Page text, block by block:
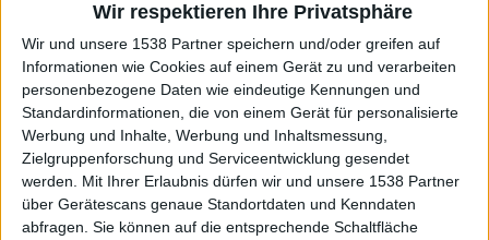
Wir respektieren Ihre Privatsphäre
Wir und unsere 1538 Partner speichern und/oder greifen auf
Informationen wie Cookies auf einem Gerät zu und verarbeiten
personenbezogene Daten wie eindeutige Kennungen und
Standardinformationen, die von einem Gerät für personalisierte
Werbung und Inhalte, Werbung und Inhaltsmessung,
Zielgruppenforschung und Serviceentwicklung gesendet
werden. Mit Ihrer Erlaubnis dürfen wir und unsere 1538 Partner
über Gerätescans genaue Standortdaten und Kenndaten
abfragen. Sie können auf die entsprechende Schaltfläche
Tagespodest
#1 #2 #3